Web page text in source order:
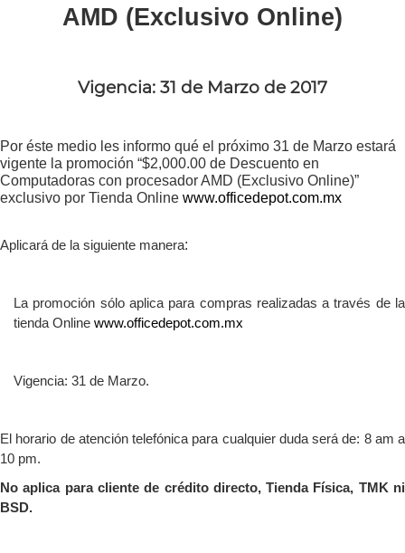
AMD (Exclusivo Online)
Vigencia: 31 de Marzo de 2017
Por éste medio les informo qué el próximo 31 de Marzo estará
vigente la promoción “$2,000.00 de Descuento en
Computadoras con procesador AMD (Exclusivo Online)”
exclusivo por Tienda Online www.officedepot.com.mx
Aplicará de la siguiente manera:
La promoción sólo aplica para compras realizadas a través de la
tienda Online www.officedepot.com.mx
Vigencia: 31 de Marzo.
El horario de atención telefónica para cualquier duda será de: 8 am a
10 pm.
No aplica para cliente de crédito directo, Tienda Física, TMK ni
BSD.